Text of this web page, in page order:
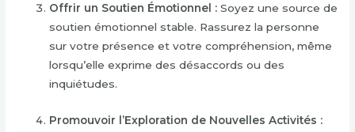
Offrir un Soutien Émotionnel : Soyez une source de
soutien émotionnel stable. Rassurez la personne
sur votre présence et votre compréhension, même
lorsqu’elle exprime des désaccords ou des
inquiétudes.
Promouvoir l’Exploration de Nouvelles Activités :